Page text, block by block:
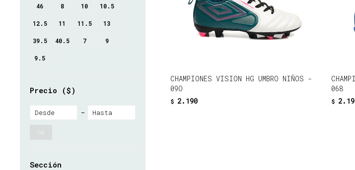
CHAMPIONES VISION HG UMBRO NIÑOS -
09O
$ 2.190
068
$
46 8 10 10.5
12.5 11 11.5 13
39.5 40.5 7 9
9.5
Precio ($)
Sección